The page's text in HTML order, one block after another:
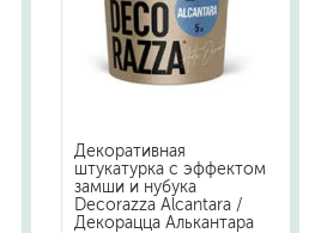
Декоративная
штукатурка с эффектом
замши и нубука
Decorazza Alcantara /
Декорацца Алькантара